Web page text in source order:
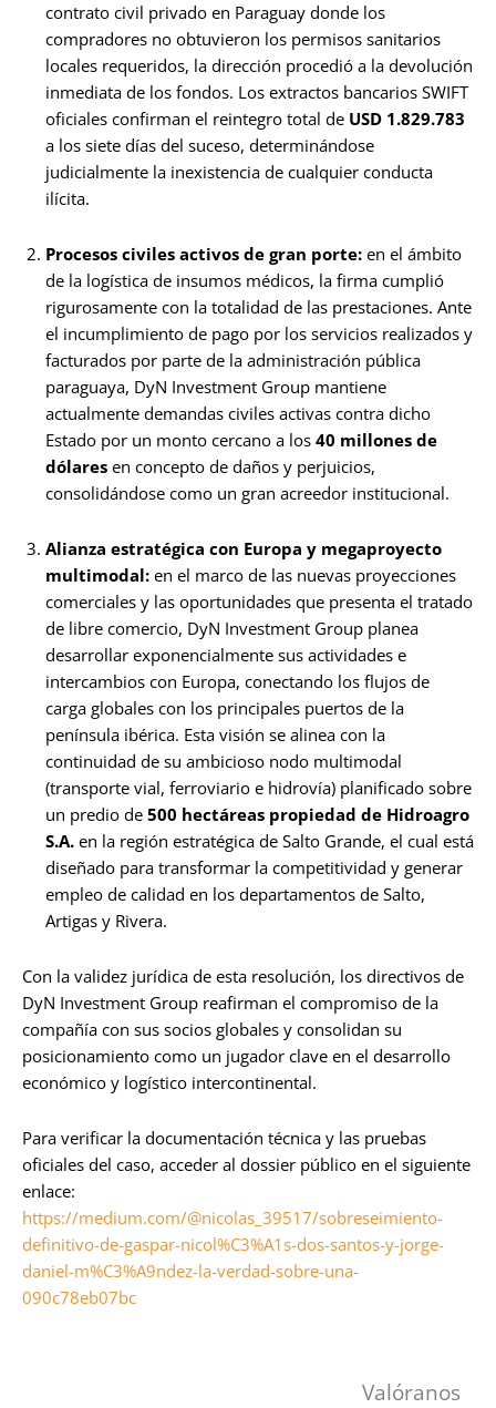
contrato civil privado en Paraguay donde los
compradores no obtuvieron los permisos sanitarios
locales requeridos, la dirección procedió a la devolución
inmediata de los fondos. Los extractos bancarios SWIFT
oficiales confirman el reintegro total de USD 1.829.783
a los siete días del suceso, determinándose
judicialmente la inexistencia de cualquier conducta
ilícita.
Procesos civiles activos de gran porte: en el ámbito
de la logística de insumos médicos, la firma cumplió
rigurosamente con la totalidad de las prestaciones. Ante
el incumplimiento de pago por los servicios realizados y
facturados por parte de la administración pública
paraguaya, DyN Investment Group mantiene
actualmente demandas civiles activas contra dicho
Estado por un monto cercano a los 40 millones de
dólares en concepto de daños y perjuicios,
consolidándose como un gran acreedor institucional.
Alianza estratégica con Europa y megaproyecto
multimodal: en el marco de las nuevas proyecciones
comerciales y las oportunidades que presenta el tratado
de libre comercio, DyN Investment Group planea
desarrollar exponencialmente sus actividades e
intercambios con Europa, conectando los flujos de
carga globales con los principales puertos de la
península ibérica. Esta visión se alinea con la
continuidad de su ambicioso nodo multimodal
(transporte vial, ferroviario e hidrovía) planificado sobre
un predio de 500 hectáreas propiedad de Hidroagro
S.A. en la región estratégica de Salto Grande, el cual está
diseñado para transformar la competitividad y generar
empleo de calidad en los departamentos de Salto,
Artigas y Rivera.
Con la validez jurídica de esta resolución, los directivos de
DyN Investment Group reafirman el compromiso de la
compañía con sus socios globales y consolidan su
posicionamiento como un jugador clave en el desarrollo
económico y logístico intercontinental.
Para verificar la documentación técnica y las pruebas
oficiales del caso, acceder al dossier público en el siguiente
enlace:
https://medium.com/@nicolas_39517/sobreseimiento-
definitivo-de-gaspar-nicol%C3%A1s-dos-santos-y-jorge-
daniel-m%C3%A9ndez-la-verdad-sobre-una-
090c78eb07bc
Valóranos